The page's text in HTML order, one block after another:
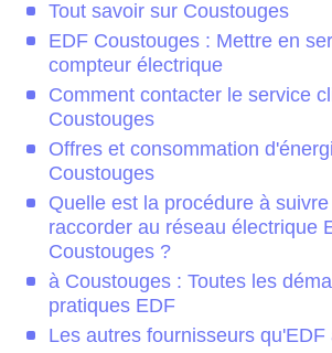
Tout savoir sur Coustouges
EDF Coustouges : Mettre en
compteur électrique
Comment contacter le service
Coustouges
Offres et consommation
Coustouges
Quelle est la procédure à
raccorder au réseau électrique
Coustouges ?
à Coustouges : Toutes les
pratiques EDF
Les autres fournisseurs